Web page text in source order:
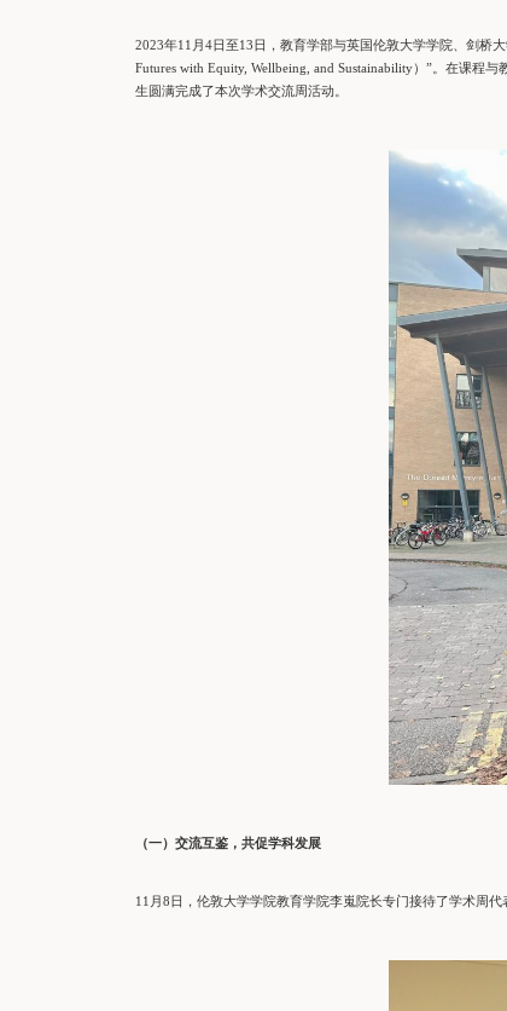
2023年11月4日至13日，教育学部与英国伦敦大学学院、剑桥
Futures with Equity, Wellbeing, and Sustainability）”。在课程
生圆满完成了本次学术交流周活动。
（一）交流互鉴，共促学科发展
11月8日，伦敦大学学院教育学院李嵬院长专门接待了学术周